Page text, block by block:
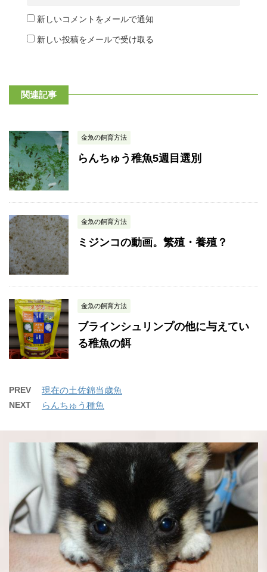
新しいコメントをメールで通知
新しい投稿をメールで受け取る
関連記事
金魚の飼育方法
らんちゅう稚魚5週目選別
金魚の飼育方法
ミジンコの動画。繁殖・養殖？
金魚の飼育方法
ブラインシュリンプの他に与えてい
る稚魚の餌
PREV 現在の土佐錦当歳魚
NEXT らんちゅう種魚